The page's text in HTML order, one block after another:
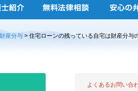
財産分与 > 住宅ローンの残っている自宅は財産分与
よくあるお問い合